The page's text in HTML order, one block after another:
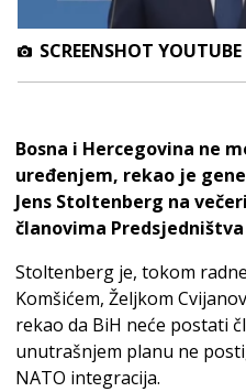
SCREENSHOT YOUTUBE
Bosna i Hercegovina ne
uređenjem, rekao je
Jens Stoltenberg na
članovima
Stoltenberg je, tokom
Komšićem, Željkom
rekao da BiH neće postati
unutrašnjem planu ne
NATO integracija.